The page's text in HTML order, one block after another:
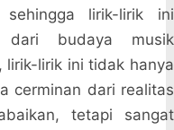
sehingga lirik-lirik ini
dari budaya musik
lirik-lirik ini tidak hanya
cerminan dari realitas
tetapi sangat